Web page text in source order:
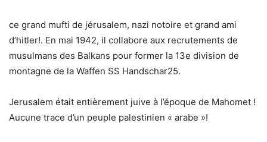
ce grand mufti de jérusalem, nazi notoire et grand ami
d’hitler!. En mai 1942, il collabore aux recrutements de
musulmans des Balkans pour former la 13e division de
montagne de la Waffen SS Handschar25.
Jerusalem était entièrement juive à l’époque de Mahomet !
Aucune trace d’un peuple palestinien « arabe »!